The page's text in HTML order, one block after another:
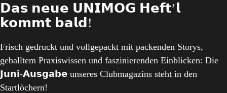
𝗗𝗮𝘀 𝗻𝗲𝘂𝗲 𝗨𝗡𝗜𝗠𝗢𝗚 𝗛𝗲𝗳𝘁’𝗹
𝗸𝗼𝗺𝗺𝘁 𝗯𝗮𝗹𝗱!
Frisch gedruckt und vollgepackt mit packenden Storys,
geballtem Praxiswissen und faszinierenden Einblicken: Die
𝗝𝘂𝗻𝗶-𝗔𝘂𝘀𝗴𝗮𝗯𝗲 unseres Clubmagazins steht in den
Startlöchern!